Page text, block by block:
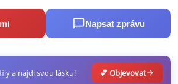
Napsat zprávu
a najdi svou lásku! 💕 Objevovat